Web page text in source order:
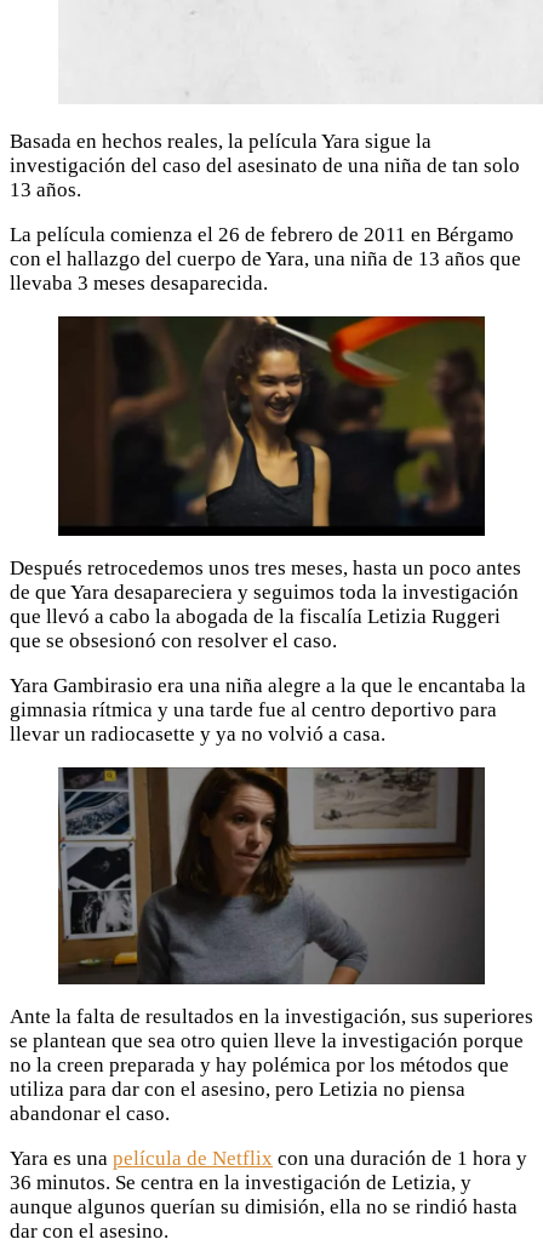
Basada en hechos reales, la película Yara sigue la
investigación del caso del asesinato de una niña de tan solo
13 años.
La película comienza el 26 de febrero de 2011 en Bérgamo
con el hallazgo del cuerpo de Yara, una niña de 13 años que
llevaba 3 meses desaparecida.
Después retrocedemos unos tres meses, hasta un poco antes
de que Yara desapareciera y seguimos toda la investigación
que llevó a cabo la abogada de la fiscalía Letizia Ruggeri
que se obsesionó con resolver el caso.
Yara Gambirasio era una niña alegre a la que le encantaba la
gimnasia rítmica y una tarde fue al centro deportivo para
llevar un radiocasette y ya no volvió a casa.
Ante la falta de resultados en la investigación, sus superiores
se plantean que sea otro quien lleve la investigación porque
no la creen preparada y hay polémica por los métodos que
utiliza para dar con el asesino, pero Letizia no piensa
abandonar el caso.
Yara es una película de Netflix con una duración de 1 hora y
36 minutos. Se centra en la investigación de Letizia, y
aunque algunos querían su dimisión, ella no se rindió hasta
dar con el asesino.